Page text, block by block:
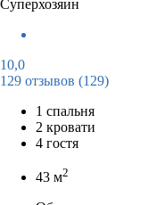
Суперхозяин
10,0
129 отзывов (129)
1 спальня
2 кровати
4 гостя
43 м2